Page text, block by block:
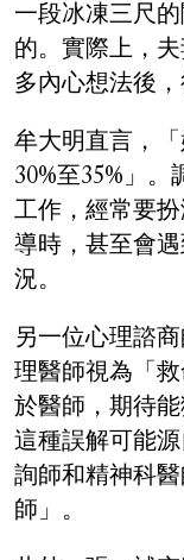
一段冰凍三尺
的。實際上，
多內心想法後
牟大明直言，
30%至35%」
工作，經常要
導時，甚至會
況。
另一位心理諮
理醫師視為「
於醫師，期待
這種誤解可能
詢師和精神科
師」。